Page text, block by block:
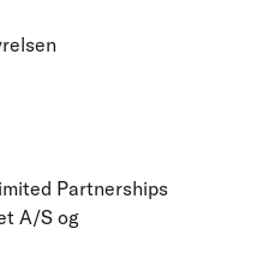
Partnerships
A/S og